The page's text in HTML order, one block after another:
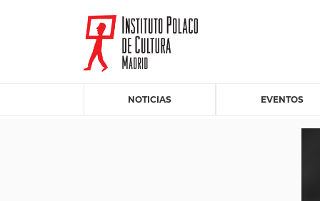
NOTICIAS EVENTOS